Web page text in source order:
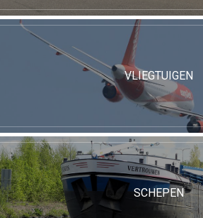
VLIEGTUIGEN
SCHEPEN